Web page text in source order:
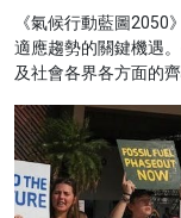
《氣候行動藍圖
適應趨勢的關鍵機遇
及社會各界各方面的齊